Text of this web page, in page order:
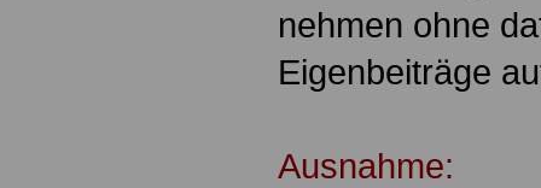
nehmen ohne
Eigenbeiträge
Ausnahme: